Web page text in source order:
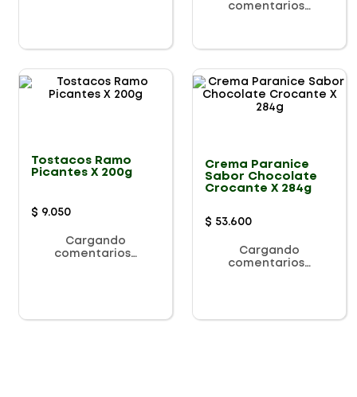
comentarios…
Tostacos Ramo
Picantes X 200g
$ 9.050
Cargando
comentarios…
Crema Paranice
Sabor Chocolate
Crocante X 284g
$ 53.600
Cargando
comentarios…